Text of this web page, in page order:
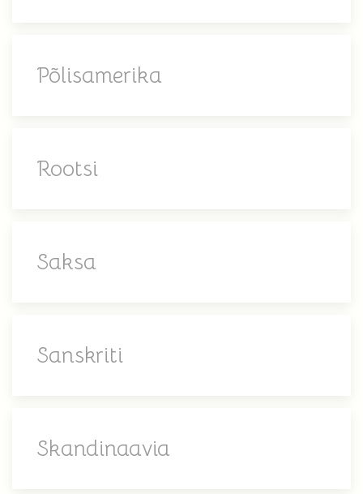
Põlisamerika
Rootsi
Saksa
Sanskriti
Skandinaavia